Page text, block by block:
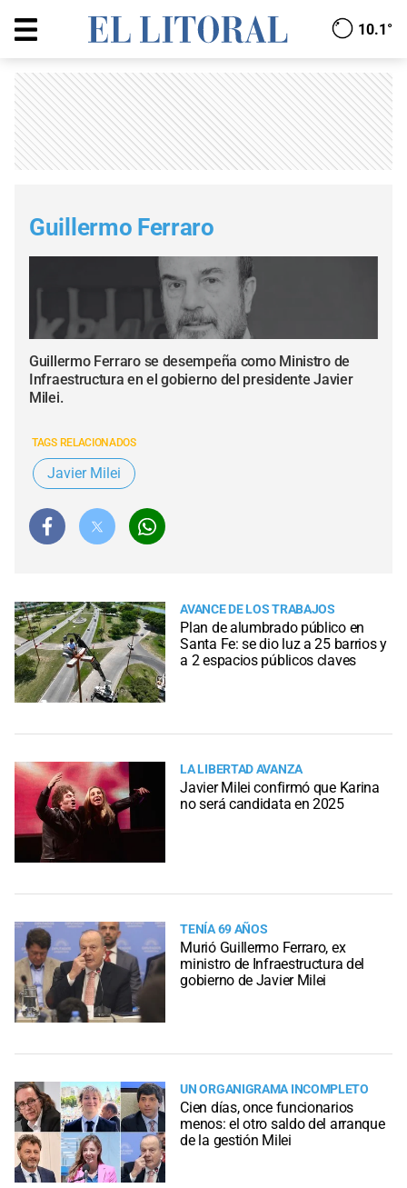
10.1°
Guillermo Ferraro
Guillermo Ferraro se desempeña como Ministro de
Infraestructura en el gobierno del presidente Javier
Milei.
TAGS RELACIONADOS
Javier Milei
AVANCE DE LOS TRABAJOS
Plan de alumbrado público en
Santa Fe: se dio luz a 25 barrios y
a 2 espacios públicos claves
LA LIBERTAD AVANZA
Javier Milei confirmó que Karina
no será candidata en 2025
TENÍA 69 AÑOS
Murió Guillermo Ferraro, ex
ministro de Infraestructura del
gobierno de Javier Milei
UN ORGANIGRAMA INCOMPLETO
Cien días, once funcionarios
menos: el otro saldo del arranque
de la gestión Milei